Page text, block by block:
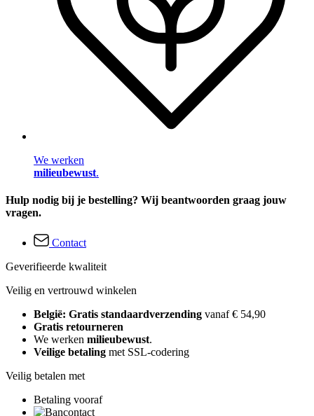
We werken
milieubewust.
Hulp nodig bij je bestelling? Wij beantwoorden graag jouw
vragen.
Contact
Geverifieerde kwaliteit
Veilig en vertrouwd winkelen
België: Gratis standaardverzending vanaf € 54,90
Gratis retourneren
We werken milieubewust.
Veilige betaling met SSL-codering
Veilig betalen met
Betaling vooraf